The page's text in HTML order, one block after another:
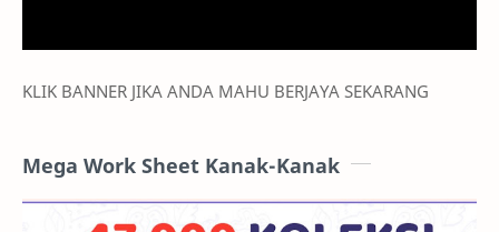
KLIK BANNER JIKA ANDA MAHU BERJAYA SEKARANG
Mega Work Sheet Kanak-Kanak